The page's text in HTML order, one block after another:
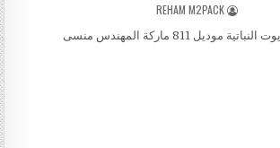
AUTHOR:
REHAM M2PACK
811 ماركة المهندس منسى